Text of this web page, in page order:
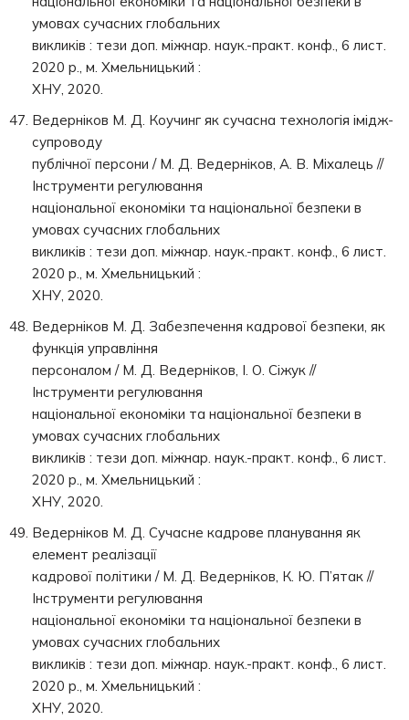
умовах сучасних глобальних
викликів : тези доп. міжнар. наук.-практ. конф., 6 лист.
2020 р., м. Хмельницький :
ХНУ, 2020.
Ведерніков М. Д. Коучинг як сучасна технологія імідж-
супроводу
публічної персони / М. Д. Ведерніков, А. В. Міхалець //
Інструменти регулювання
національної економіки та національної безпеки в
умовах сучасних глобальних
викликів : тези доп. міжнар. наук.-практ. конф., 6 лист.
2020 р., м. Хмельницький :
ХНУ, 2020.
Ведерніков М. Д. Забезпечення кадрової безпеки, як
функція управління
персоналом / М. Д. Ведерніков, І. О. Сіжук //
Інструменти регулювання
національної економіки та національної безпеки в
умовах сучасних глобальних
викликів : тези доп. міжнар. наук.-практ. конф., 6 лист.
2020 р., м. Хмельницький :
ХНУ, 2020.
Ведерніков М. Д. Сучасне кадрове планування як
елемент реалізації
кадрової політики / М. Д. Ведерніков, К. Ю. П’ятак //
Інструменти регулювання
національної економіки та національної безпеки в
умовах сучасних глобальних
викликів : тези доп. міжнар. наук.-практ. конф., 6 лист.
2020 р., м. Хмельницький :
ХНУ, 2020.